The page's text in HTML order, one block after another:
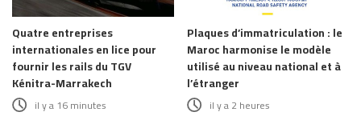
Quatre entreprises
internationales en lice pour
fournir les rails du TGV
Kénitra-Marrakech
il y a 16 minutes
Plaques d’immatriculation : le
Maroc harmonise le modèle
utilisé au niveau national et à
l’étranger
il y a 2 heures